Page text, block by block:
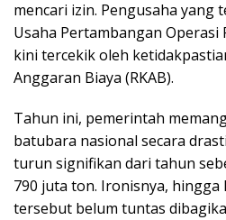
mencari izin. Pengusaha yang
Usaha Pertambangan Operasi
kini tercekik oleh
Anggaran Biaya (RKAB).
Tahun ini, pemerintah
batubara nasional secara
turun signifikan dari tahun
790 juta ton. Ironisnya,
tersebut belum tuntas